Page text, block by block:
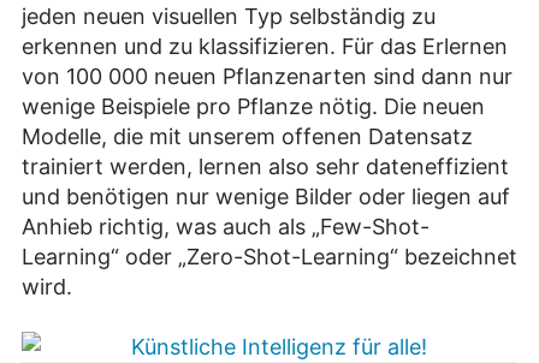
jeden neuen visuellen Typ selbständig zu
erkennen und zu klassifizieren. Für das Erlernen
von 100 000 neuen Pflanzenarten sind dann nur
wenige Beispiele pro Pflanze nötig. Die neuen
Modelle, die mit unserem offenen Datensatz
trainiert werden, lernen also sehr dateneffizient
und benötigen nur wenige Bilder oder liegen auf
Anhieb richtig, was auch als „Few-Shot-
Learning“ oder „Zero-Shot-Learning“ bezeichnet
wird.